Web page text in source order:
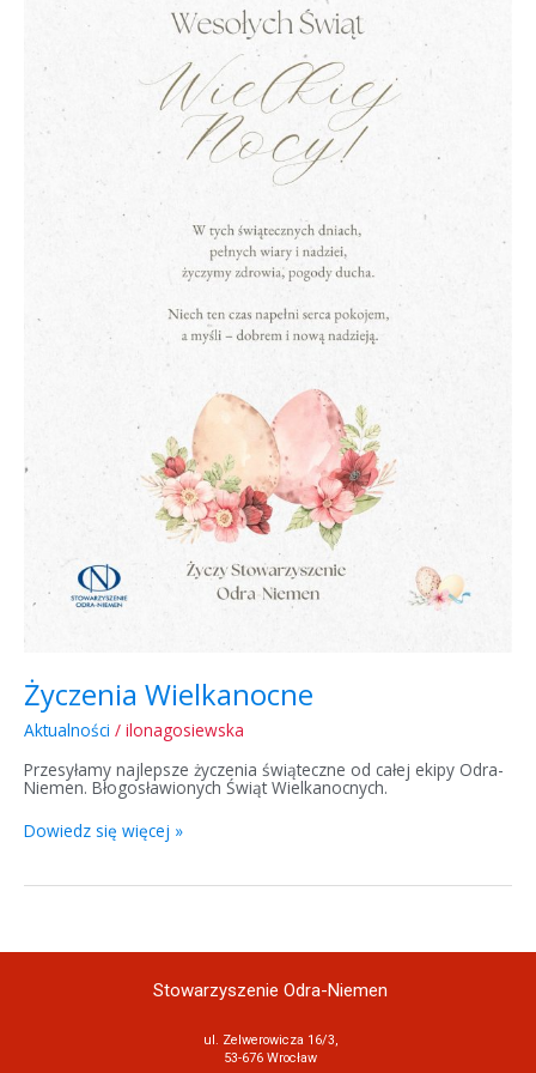
Życzenia Wielkanocne
Aktualności / ilonagosiewska
Przesyłamy najlepsze życzenia świąteczne od całej ekipy Odra-
Niemen. Błogosławionych Świąt Wielkanocnych.
Dowiedz się więcej »
Stowarzyszenie Odra-Niemen
ul. Zelwerowicza 16/3,
53-676 Wrocław